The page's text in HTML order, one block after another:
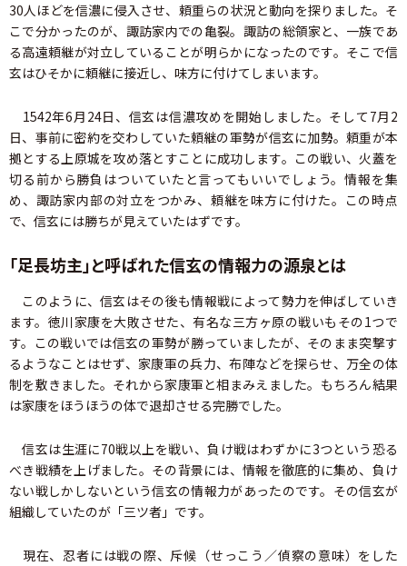
30人ほどを信濃に侵入させ、頼重らの状況と動向を探りました。そ
こで分かったのが、諏訪家内での亀裂。諏訪の総領家と、一族であ
る高遠頼継が対立していることが明らかになったのです。そこで信
玄はひそかに頼継に接近し、味方に付けてしまいます。
1542年6月24日、信玄は信濃攻めを開始しました。そして7月2
日、事前に密約を交わしていた頼継の軍勢が信玄に加勢。頼重が本
拠とする上原城を攻め落とすことに成功します。この戦い、火蓋を
切る前から勝負はついていたと言ってもいいでしょう。情報を集
め、諏訪家内部の対立をつかみ、頼継を味方に付けた。この時点
で、信玄には勝ちが見えていたはずです。
「足長坊主」と呼ばれた信玄の情報力の源泉とは
このように、信玄はその後も情報戦によって勢力を伸ばしていき
ます。徳川家康を大敗させた、有名な三方ヶ原の戦いもその1つで
す。この戦いでは信玄の軍勢が勝っていましたが、そのまま突撃す
るようなことはせず、家康軍の兵力、布陣などを探らせ、万全の体
制を敷きました。それから家康軍と相まみえました。もちろん結果
は家康をほうほうの体で退却させる完勝でした。
信玄は生涯に70戦以上を戦い、負け戦はわずかに3つという恐る
べき戦績を上げました。その背景には、情報を徹底的に集め、負け
ない戦しかしないという信玄の情報力があったのです。その信玄が
組織していたのが「三ツ者」です。
現在、忍者には戦の際、斥候（せっこう／偵察の意味）をした